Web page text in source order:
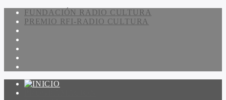
FUNDACIÓN RADIO CULTURA
PREMIO RFI-RADIO CULTURA